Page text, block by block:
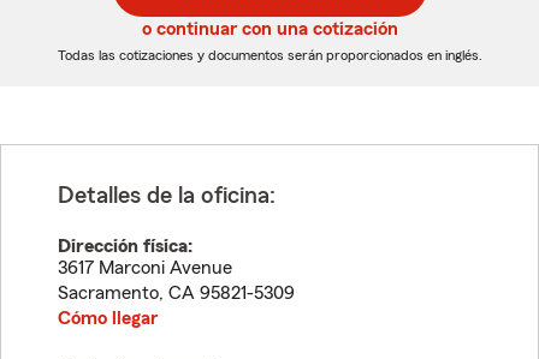
5
dígitos
5
dígitos
o continuar con una cotización
Todas las cotizaciones y documentos serán proporcionados en inglés.
Detalles de la oficina:
Dirección física:
3617 Marconi Avenue
Sacramento, CA 95821-5309
Cómo llegar